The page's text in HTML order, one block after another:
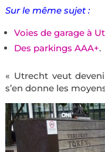
Sur le même sujet :
Voies de garage à
Des parkings AAA+.
« Utrecht veut
s’en donne les